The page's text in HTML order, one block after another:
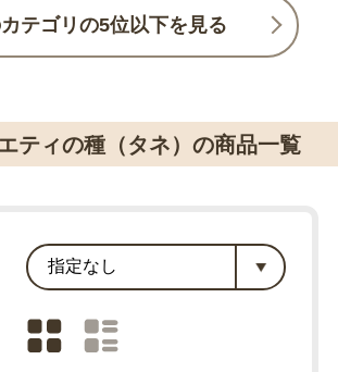
テゴリの5位以下を見る
ティの種（タネ）の商品一覧